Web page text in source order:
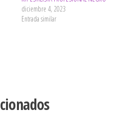
diciembre 4, 2023
Entrada similar